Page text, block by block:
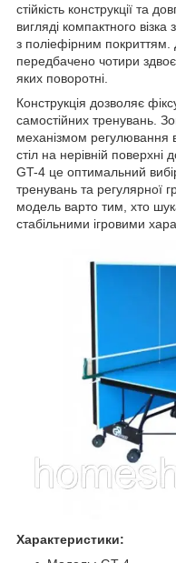
стійкість конструкції та
вигляді компактного
з поліефірним
передбачено чотири
яких поворотні.
Конструкція дозволяє
самостійних тренувань.
механізмом регулювання
стіл на нерівній
GT-4 це оптимальний
тренувань та регулярної
модель варто тим, хто
стабільними ігровими
Характеристики: